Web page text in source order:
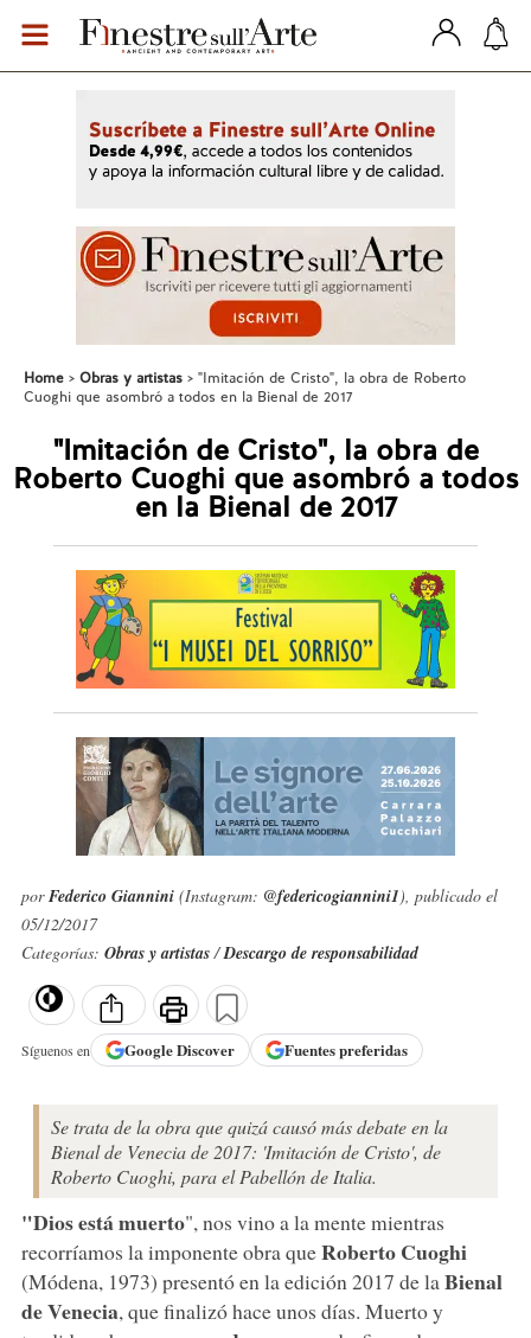
Home Obras y artistas
"Imitación de Cristo", la obra de Roberto
Cuoghi que asombró a todos en la Bienal de 2017
"Imitación de Cristo", la obra de
Roberto Cuoghi que asombró a todos
en la Bienal de 2017
porFederico Giannini(Instagram: @federicogiannini1), publicado el
05/12/2017
Categorías: Obras y artistas/Descargo de responsabilidad
Síguenos en GoogleDiscover Fuentes preferidas
Se trata de la obra que quizá causó más debate en la
Bienal de Venecia de 2017: 'Imitación de Cristo', de
Roberto Cuoghi, para el Pabellón de Italia.
"Dios está muerto", nos vino a la mente mientras
recorríamos la imponente obra queRoberto Cuoghi
(Módena, 1973) presentó en la edición 2017 de la Bienal
de Venecia, que finalizó hace unos días. Muerto y